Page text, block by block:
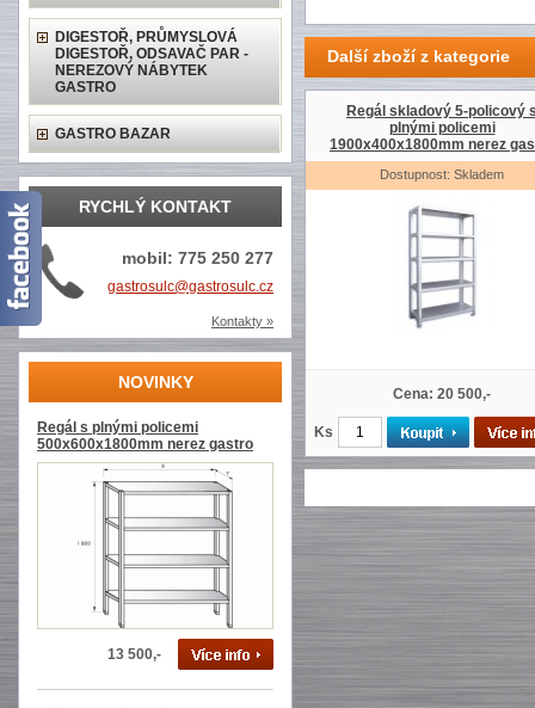
DIGESTOŘ, PRŮMYSLOVÁ
DIGESTOŘ, ODSAVAČ PAR -
NEREZOVÝ NÁBYTEK
GASTRO
GASTRO BAZAR
RYCHLÝ KONTAKT
mobil: 775 250 277
gastrosulc@gastrosulc.cz
Kontakty »
NOVINKY
Regál s plnými policemi
500x600x1800mm nerez gastro
13 500,-
Další zboží z kategorie
Regál skladový 5-policový
plnými policemi
1900x400x1800mm nerez
Dostupnost: Skladem
Cena: 20 500,-
Ks